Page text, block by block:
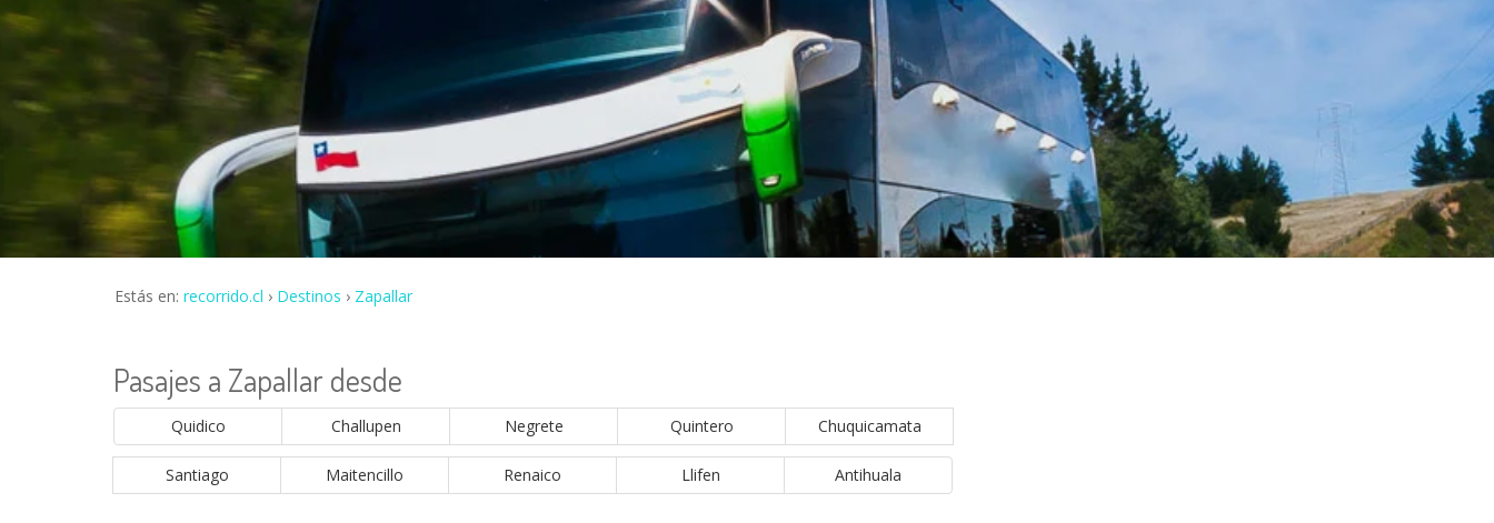
Estás en: recorrido.cl Destinos Zapallar
Pasajes a Zapallar desde
Quidico Challupen Negrete Quintero Chuquicamata
Santiago Maitencillo Renaico Llifen Antihuala